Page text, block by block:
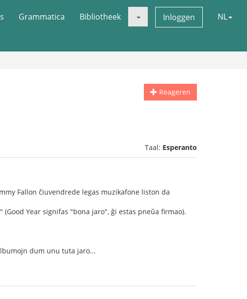
Grammatica Bibliotheek Inloggen NL
Reageren
Taal: Esperanto
Fallon ĉiuvendrede legas muzikafone liston da
Year signifas "bona jaro", ĝi estas pneŭa firmao).
dum unu tuta jaro...